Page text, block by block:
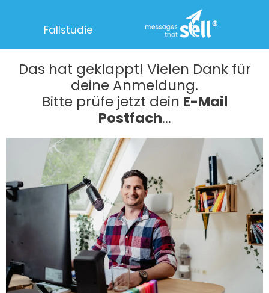
Fallstudie
Das hat geklappt! Vielen Dank für
deine Anmeldung.
Bitte prüfe jetzt dein E-Mail
Postfach...